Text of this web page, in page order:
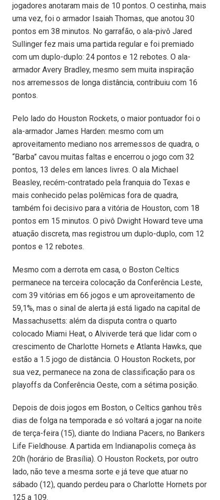
jogadores anotaram mais de 10 pontos. O cestinha, mais
uma vez, foi o armador Isaiah Thomas, que anotou 30
pontos em 38 minutos. No garrafão, o ala-pivô Jared
Sullinger fez mais uma partida regular e foi premiado
com um duplo-duplo: 24 pontos e 12 rebotes. O ala-
armador Avery Bradley, mesmo sem muita inspiração
nos arremessos de longa distância, contribuiu com 16
pontos.
Pelo lado do Houston Rockets, o maior pontuador foi o
ala-armador James Harden: mesmo com um
aproveitamento mediano nos arremessos de quadra, o
“Barba” cavou muitas faltas e encerrou o jogo com 32
pontos, 13 deles em lances livres. O ala Michael
Beasley, recém-contratado pela franquia do Texas e
mais conhecido pelas polêmicas fora de quadra,
também foi decisivo para a vitória de Houston, com 18
pontos em 15 minutos. O pivô Dwight Howard teve uma
atuação discreta, mas registrou um duplo-duplo, com 12
pontos e 12 rebotes.
Mesmo com a derrota em casa, o Boston Celtics
permanece na terceira colocação da Conferência Leste,
com 39 vitórias em 66 jogos e um aproveitamento de
59,1%, mas o sinal de alerta já está ligado na capital de
Massachusetts: além da disputa contra o quarto
colocado Miami Heat, o Alviverde terá que lidar com o
crescimento de Charlotte Hornets e Atlanta Hawks, que
estão a 1.5 jogo de distância. O Houston Rockets, por
sua vez, permanece na zona de classificação para os
playoffs da Conferência Oeste, com a sétima posição.
Depois de dois jogos em Boston, o Celtics ganhou três
dias de folga na temporada e só voltará a jogar na noite
de terça-feira (15), diante do Indiana Pacers, no Bankers
Life Fieldhouse. A partida em Indianapolis começa às
20h (horário de Brasília). O Houston Rockets, por outro
lado, não teve a mesma sorte e já teve que atuar no
sábado (12), quando perdeu para o Charlotte Hornets por
125 a 109.